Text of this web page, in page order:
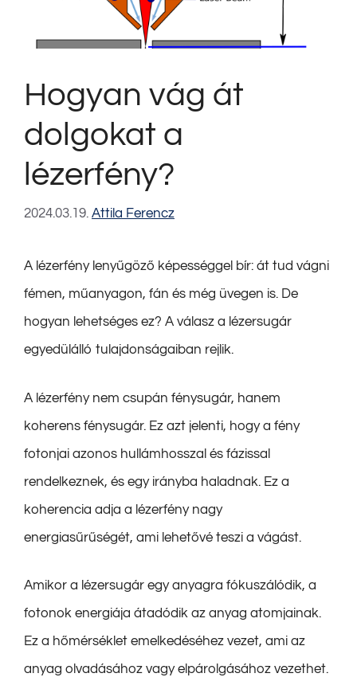
Hogyan vág át
dolgokat a
lézerfény?
2024.03.19. Attila Ferencz
A lézerfény lenyűgöző képességgel bír: át tud vágni
fémen, műanyagon, fán és még üvegen is. De
hogyan lehetséges ez? A válasz a lézersugár
egyedülálló tulajdonságaiban rejlik.
A lézerfény nem csupán fénysugár, hanem
koherens fénysugár. Ez azt jelenti, hogy a fény
fotonjai azonos hullámhosszal és fázissal
rendelkeznek, és egy irányba haladnak. Ez a
koherencia adja a lézerfény nagy
energiasűrűségét, ami lehetővé teszi a vágást.
Amikor a lézersugár egy anyagra fókuszálódik, a
fotonok energiája átadódik az anyag atomjainak.
Ez a hőmérséklet emelkedéséhez vezet, ami az
anyag olvadásához vagy elpárolgásához vezethet.